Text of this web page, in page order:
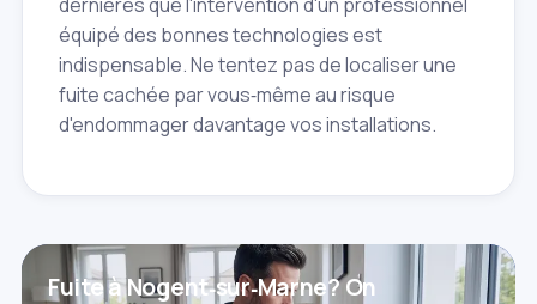
équipé des bonnes technologies est
indispensable. Ne tentez pas de localiser une
fuite cachée par vous‑même au risque
d'endommager davantage vos installations.
Fuite à Nogent‑sur‑Marne? On